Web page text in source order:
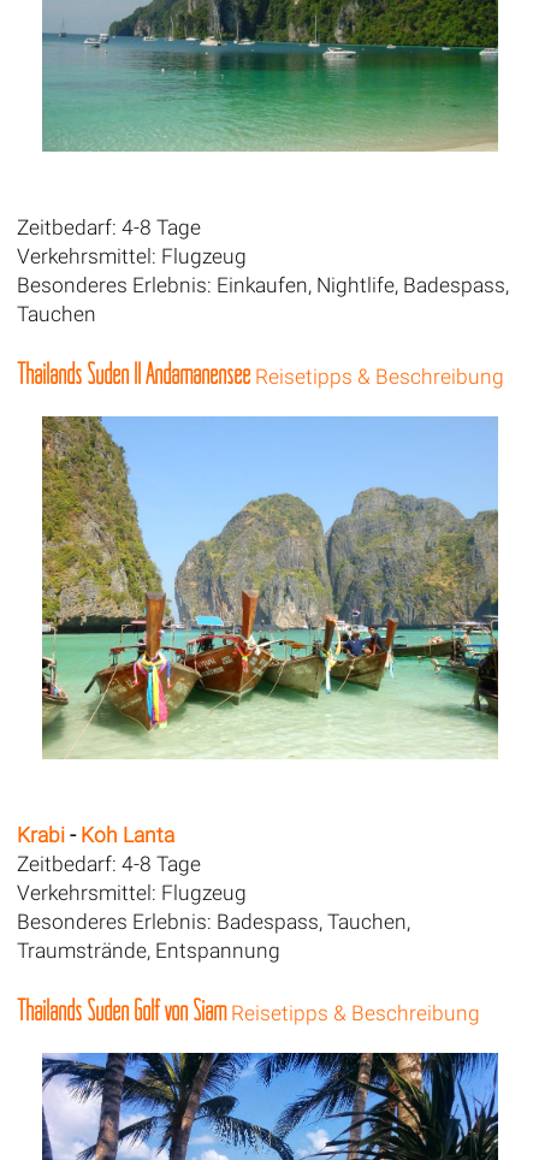
Zeitbedarf: 4-8 Tage
Verkehrsmittel: Flugzeug
Besonderes Erlebnis: Einkaufen, Nightlife, Badespass,
Tauchen
Thailands Süden II Andamanensee Reisetipps & Beschreibung
Krabi- Koh Lanta
Zeitbedarf: 4-8 Tage
Verkehrsmittel: Flugzeug
Besonderes Erlebnis: Badespass, Tauchen,
Traumstrände, Entspannung
Thailands Süden Golf von Siam Reisetipps & Beschreibung